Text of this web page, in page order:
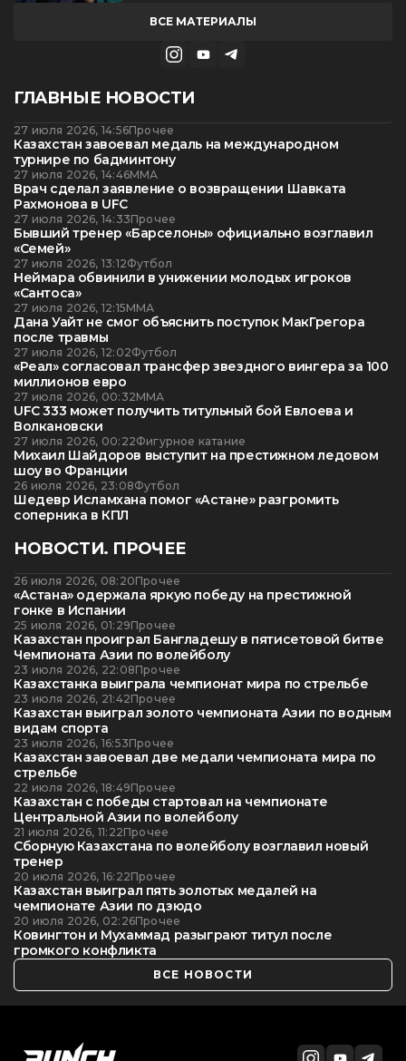
ВСЕ МАТЕРИАЛЫ
ГЛАВНЫЕ НОВОСТИ
27 июля 2026, 14:56Прочее
Казахстан завоевал медаль на международном
турнире по бадминтону
27 июля 2026, 14:46ММА
Врач сделал заявление о возвращении Шавката
Рахмонова в UFC
27 июля 2026, 14:33Прочее
Бывший тренер «Барселоны» официально возглавил
«Семей»
27 июля 2026, 13:12Футбол
Неймара обвинили в унижении молодых игроков
«Сантоса»
27 июля 2026, 12:15ММА
Дана Уайт не смог объяснить поступок МакГрегора
после травмы
27 июля 2026, 12:02Футбол
«Реал» согласовал трансфер звездного вингера за 100
миллионов евро
27 июля 2026, 00:32ММА
UFC 333 может получить титульный бой Евлоева и
Волкановски
27 июля 2026, 00:22Фигурное катание
Михаил Шайдоров выступит на престижном ледовом
шоу во Франции
26 июля 2026, 23:08Футбол
Шедевр Исламхана помог «Астане» разгромить
соперника в КПЛ
НОВОСТИ. ПРОЧЕЕ
26 июля 2026, 08:20Прочее
«Астана» одержала яркую победу на престижной
гонке в Испании
25 июля 2026, 01:29Прочее
Казахстан проиграл Бангладешу в пятисетовой битве
Чемпионата Азии по волейболу
23 июля 2026, 22:08Прочее
Казахстанка выиграла чемпионат мира по стрельбе
23 июля 2026, 21:42Прочее
Казахстан выиграл золото чемпионата Азии по водным
видам спорта
23 июля 2026, 16:53Прочее
Казахстан завоевал две медали чемпионата мира по
стрельбе
22 июля 2026, 18:49Прочее
Казахстан с победы стартовал на чемпионате
Центральной Азии по волейболу
21 июля 2026, 11:22Прочее
Сборную Казахстана по волейболу возглавил новый
тренер
20 июля 2026, 16:22Прочее
Казахстан выиграл пять золотых медалей на
чемпионате Азии по дзюдо
20 июля 2026, 02:26Прочее
Ковингтон и Мухаммад разыграют титул после
громкого конфликта
ВСЕ НОВОСТИ